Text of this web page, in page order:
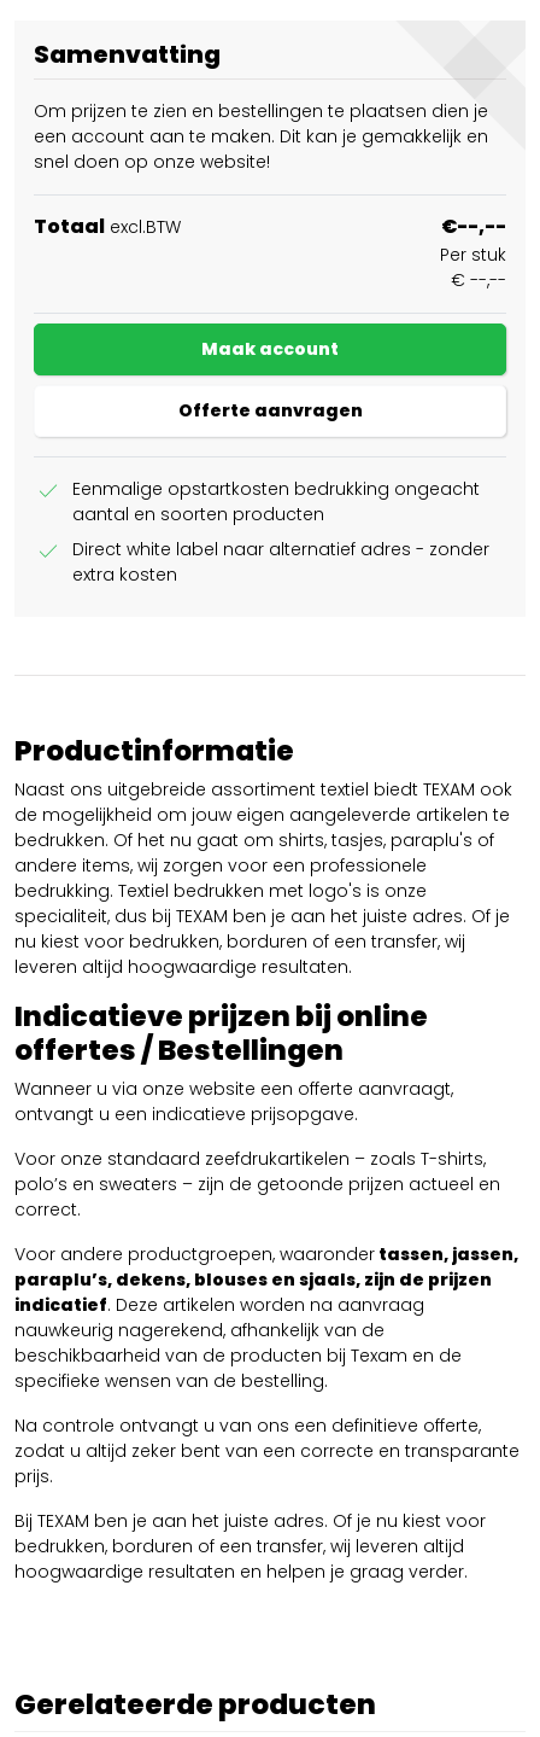
Samenvatting
Om prijzen te zien en bestellingen te plaatsen dien je
een account aan te maken. Dit kan je gemakkelijk en
snel doen op onze website!
Totaal excl.BTW €--,--
Per stuk
€ --,--
Maak account
Offerte aanvragen
check
Eenmalige opstartkosten bedrukking ongeacht
aantal en soorten producten
check
Direct white label naar alternatief adres - zonder
extra kosten
Productinformatie
Naast ons uitgebreide assortiment textiel biedt TEXAM ook
de mogelijkheid om jouw eigen aangeleverde artikelen te
bedrukken. Of het nu gaat om shirts, tasjes, paraplu's of
andere items, wij zorgen voor een professionele
bedrukking. Textiel bedrukken met logo's is onze
specialiteit, dus bij TEXAM ben je aan het juiste adres. Of je
nu kiest voor bedrukken, borduren of een transfer, wij
leveren altijd hoogwaardige resultaten.
Indicatieve prijzen bij online
offertes / Bestellingen
Wanneer u via onze website een offerte aanvraagt,
ontvangt u een indicatieve prijsopgave.
Voor onze standaard zeefdrukartikelen – zoals T-shirts,
polo’s en sweaters – zijn de getoonde prijzen actueel en
correct.
Voor andere productgroepen, waaronder tassen, jassen,
paraplu’s, dekens, blouses en sjaals, zijn de prijzen
indicatief. Deze artikelen worden na aanvraag
nauwkeurig nagerekend, afhankelijk van de
beschikbaarheid van de producten bij Texam en de
specifieke wensen van de bestelling.
Na controle ontvangt u van ons een definitieve offerte,
zodat u altijd zeker bent van een correcte en transparante
prijs.
Bij TEXAM ben je aan het juiste adres. Of je nu kiest voor
bedrukken, borduren of een transfer, wij leveren altijd
hoogwaardige resultaten en helpen je graag verder.
Gerelateerde producten